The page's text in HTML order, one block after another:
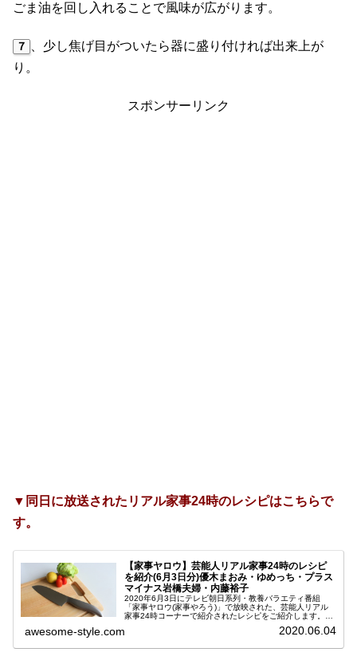
ごま油を回し入れることで風味が広がります。
７ 、少し焦げ目がついたら器に盛り付ければ出来上が
り。
スポンサーリンク
▼同日に放送されたリアル家事24時のレシピはこちらで
す。
【家事ヤロウ】芸能人リアル家事24時のレシピ
を紹介(6月3日分)優木まおみ・ゆめっち・プラス
マイナス岩橋夫婦・内藤裕子
2020年6月3日にテレビ朝日系列・教養バラエティ番組
「家事ヤロウ(家事やろう)」で放映された、芸能人リアル
家事24時コーナーで紹介されたレシピをご紹介します。第
awesome-style.com 2020.06.04